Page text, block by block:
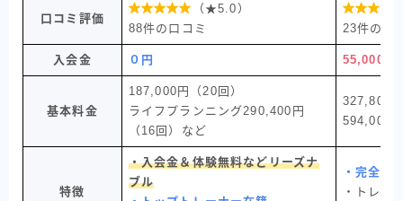
口コミ評価

（★5.0）
88件の口コミ
23件の口
入会金 ０円 55,000円
基本料金
187,000円（20回）
ライフプランニング290,400円
（16回）など
327,800
594,000
特徴
・入会金＆体験無料などリーズナ
ブル
・完全個
・トレー